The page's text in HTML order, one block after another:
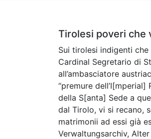
Tirolesi poveri che
Sui tirolesi indigenti
Cardinal Segretario di
all’ambasciatore
“premure
della S[anta] Sede a
dal Tirolo, vi si recano,
matrimonii ad essi già
Verwaltungsarchiv,